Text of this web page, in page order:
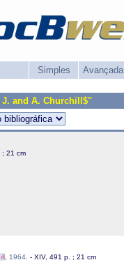
Simples Avançada
and A. Churchill$"
; 21 cm
1964 . - XIV, 491 p. ; 21 cm